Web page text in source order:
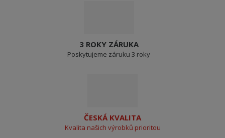
3 ROKY ZÁRUKA
Poskytujeme záruku 3 roky
ČESKÁ KVALITA
Kvalita našich výrobků prioritou